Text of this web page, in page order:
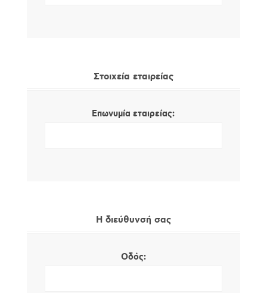
Στοιχεία εταιρείας
Επωνυμία εταιρείας:
Η διεύθυνσή σας
Οδός: